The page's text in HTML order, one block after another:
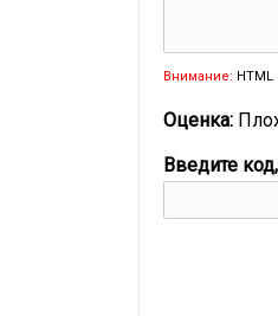
Внимание:
Оценка:
Введите